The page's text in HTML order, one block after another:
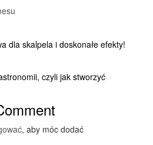
dla skalpela i doskonałe efekty!
czyli jak stworzyć
, aby móc dodać